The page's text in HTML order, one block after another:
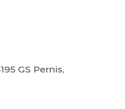
GS Pernis,